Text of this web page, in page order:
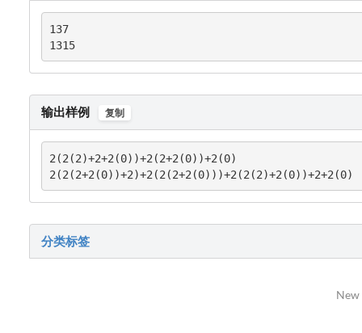
137
1315
输出样例 复制
2(2(2)+2+2(0))+2(2+2(0))+2(0)
2(2(2+2(0))+2)+2(2(2+2(0)))+2(2(2)+2(0))+2+2(0)
分类标签